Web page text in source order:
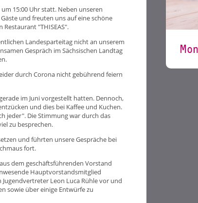
15:00 Uhr statt. Neben unseren
und freuten uns auf eine schöne
"THISEAS".
Landesparteitag nicht an unserem
Gespräch im Sächsischen Landtag
durch Corona nicht gebührend feiern
im Juni vorgestellt hatten. Dennoch,
und dies bei Kaffee und Kuchen.
jeder". Die Stimmung war durch das
zu besprechen.
und führten unsere Gespräche bei
fort.
dem geschäftsführenden Vorstand
Hauptvorstandsmitglied
Leon Luca Rühle vor und
sowie über einige Entwürfe zu